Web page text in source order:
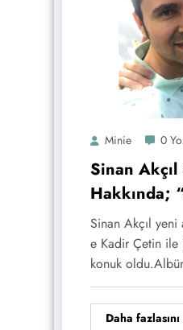
Minie 0
Sinan Akçıl
Hakkında;
Bana Da
Sinan Akçıl
e Kadir Çetin ile
konuk
Daha